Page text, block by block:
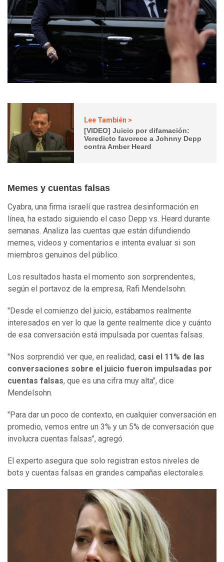
Lee También >
[VIDEO] Juicio por difamación:
Veredicto favorece a Johnny Depp
contra Amber Heard
Memes y cuentas falsas
Cyabra, una firma israelí que rastrea desinformación en
línea, ha estado siguiendo el caso Depp vs. Heard durante
semanas. Analiza las cuentas que están difundiendo
memes, videos y comentarios e intenta evaluar si son
miembros genuinos del público.
Los resultados hasta el momento son sorprendentes,
según el portavoz de la empresa, Rafi Mendelsohn.
"Desde el comienzo del juicio, estábamos realmente
interesados en ver lo que la gente realmente dice y cuánto
de esa conversación está impulsada por cuentas falsas.
"Nos sorprendió ver que, en realidad, casi el 11% de las
conversaciones sobre el juicio fueron impulsadas por
cuentas falsas, que es una cifra muy alta", dice
Mendelsohn.
"Para dar un poco de contexto, en cualquier conversación en
promedio, vemos entre un 3% y un 5% de conversación que
involucra cuentas falsas", agregó.
El experto asegura que solo registran estos niveles de
bots y cuentas falsas en grandes campañas electorales.